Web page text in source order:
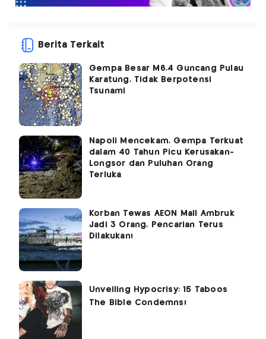
Berita Terkait
Gempa Besar M6,4 Guncang Pulau
Karatung, Tidak Berpotensi
Tsunami
Napoli Mencekam, Gempa Terkuat
dalam 40 Tahun Picu Kerusakan-
Longsor dan Puluhan Orang
Terluka
Korban Tewas AEON Mall Ambruk
Jadi 3 Orang, Pencarian Terus
Dilakukan!